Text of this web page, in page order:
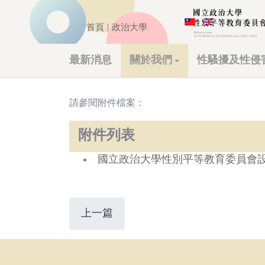
首頁 |政治大學
最新消息 關於我們 性騷擾及性侵
請參閱附件檔案：
附件列表
國立政治大學性別平等教育委員會
上一篇